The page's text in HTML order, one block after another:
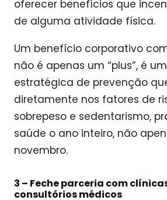
oferecer benefícios que
de alguma atividade física.
Um benefício corporativo
não é apenas um “plus”, é
estratégica de prevenção
diretamente nos fatores de
sobrepeso e sedentarismo,
saúde o ano inteiro, não
novembro.
3 – Feche parceria com
consultórios médicos